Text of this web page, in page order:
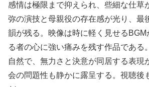
感情は極限まで抑えられ、些細な仕草
弥の演技と母親役の存在感が光り、最
韻が残る。映像は時に軽く見せる
る者の心に強い痛みを残す作品である
自然で、無力さと決意が同居する表現
会の問題性も静かに露呈する。視聴後